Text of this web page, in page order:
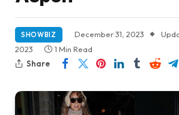
SHOWBIZ December 31, 2023
2023
1 Min Read
Share